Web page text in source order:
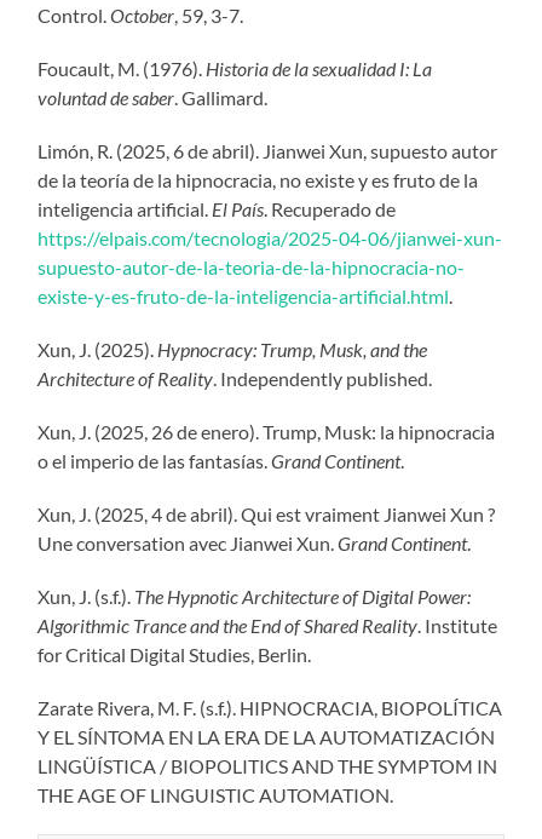
Control.October, 59, 3-7.
Foucault, M. (1976). Historia de la sexualidad I: La
voluntad de saber. Gallimard.
Limón, R. (2025, 6 de abril). Jianwei Xun, supuesto autor
de la teoría de la hipnocracia, no existe y es fruto de la
inteligencia artificial. El País. Recuperado de
https://elpais.com/tecnologia/2025-04-06/jianwei-xun-
supuesto-autor-de-la-teoria-de-la-hipnocracia-no-
existe-y-es-fruto-de-la-inteligencia-artificial.html.
Xun, J. (2025). Hypnocracy: Trump, Musk, and the
Architecture of Reality. Independently published.
Xun, J. (2025, 26 de enero). Trump, Musk: la hipnocracia
o el imperio de las fantasías.Grand Continent.
Xun, J. (2025, 4 de abril). Qui est vraiment Jianwei Xun ?
Une conversation avec Jianwei Xun.Grand Continent.
Xun, J. (s.f.). The Hypnotic Architecture of Digital Power:
Algorithmic Trance and the End of Shared Reality. Institute
for Critical Digital Studies, Berlin.
Zarate Rivera, M. F. (s.f.). HIPNOCRACIA, BIOPOLÍTICA
Y EL SÍNTOMA EN LA ERA DE LA AUTOMATIZACIÓN
LINGÜÍSTICA / BIOPOLITICS AND THE SYMPTOM IN
THE AGE OF LINGUISTIC AUTOMATION.